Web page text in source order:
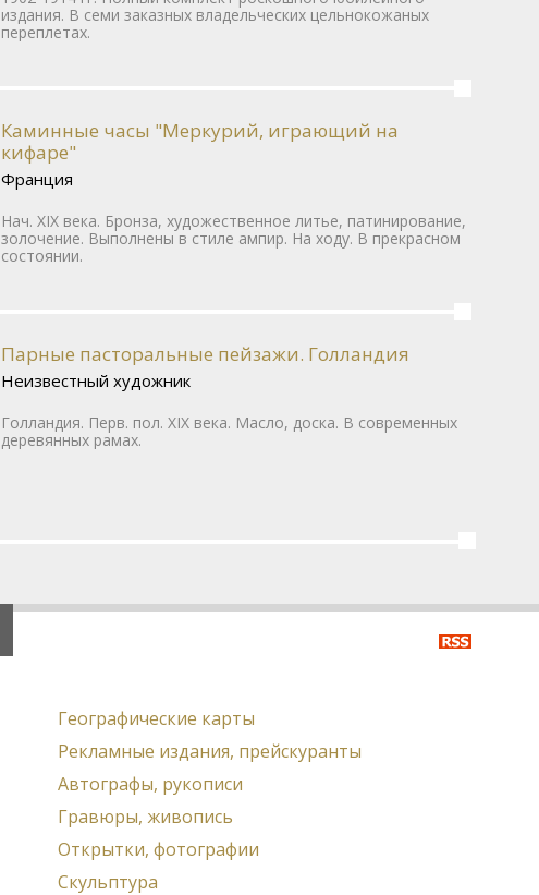
издания. В семи заказных владельческих цельнокожаных
переплетах.
Каминные часы "Меркурий, играющий на
кифаре"
Франция
Нач. XIX века. Бронза, художественное литье, патинирование,
золочение. Выполнены в стиле ампир. На ходу. В прекрасном
состоянии.
Парные пасторальные пейзажи. Голландия
Неизвестный художник
Голландия. Перв. пол. XIX века. Масло, доска. В современных
деревянных рамах.
Географические карты
Рекламные издания, прейскуранты
Автографы, рукописи
Гравюры, живопись
Открытки, фотографии
Скульптура